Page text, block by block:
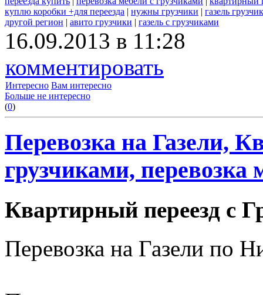
куплю коробки +для переезда | нужны грузчики | газель
другой регион | авито грузчики | газель с грузчиками
16.09.2013 в 11:28
комментировать
Интересно Вам интересно
Больше не интересно
(0)
Перевозка на Газели,
грузчиками, перевозка
Квартирный переезд с
Перевозка на Газели по